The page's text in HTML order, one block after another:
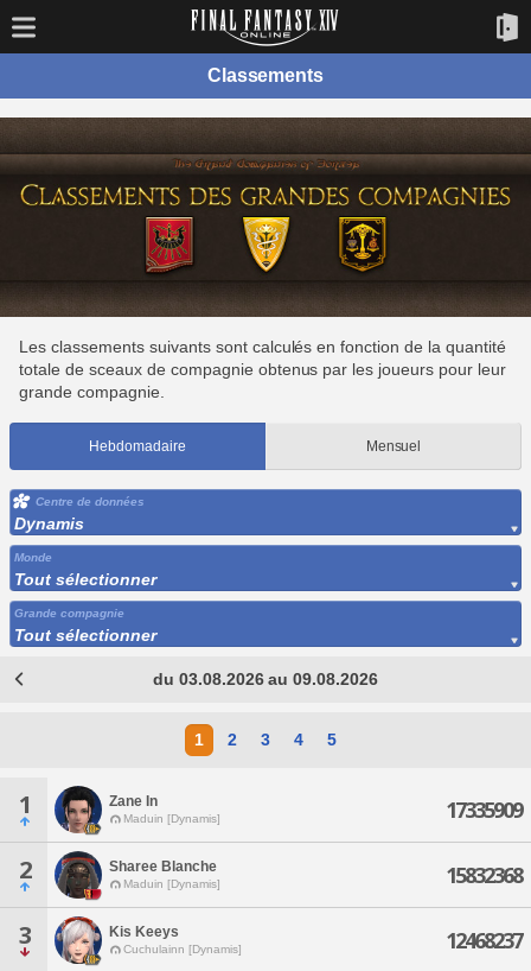
Classements
Les classements suivants sont calculés en fonction de la quantité
totale de sceaux de compagnie obtenus par les joueurs pour leur
grande compagnie.
Hebdomadaire Mensuel
Centre de données
Dynamis
Monde
Tout sélectionner
Grande compagnie
Tout sélectionner
du 03.08.2026 au 09.08.2026
1 2 3 4 5
1 Zane In
Maduin [Dynamis] 17335909
2 Sharee Blanche
Maduin [Dynamis] 15832368
3 Kis Keeys
Cuchulainn [Dynamis] 12468237